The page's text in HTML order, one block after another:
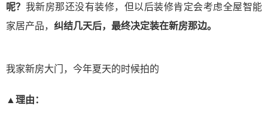
呢？ 我新房那还没有装修，但以后装修肯定会考虑全屋智能
家居产品， 纠结几天后，最终决定装在新房那边。
我家新房大门，今年夏天的时候拍的
▲理由：